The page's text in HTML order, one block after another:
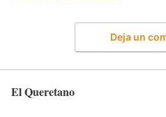
Deja un
El Queretano